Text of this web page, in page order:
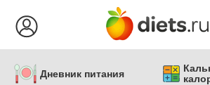
Дневник питания